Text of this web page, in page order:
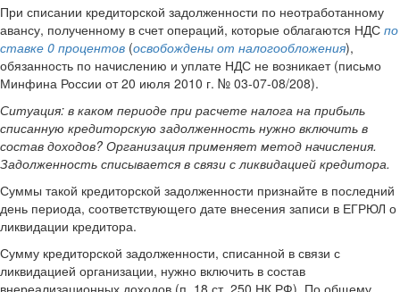
При списании кредиторской задолженности по неотработанному
авансу, полученному в счет операций, которые облагаются НДС по
ставке 0 процентов (освобождены от налогообложения),
обязанность по начислению и уплате НДС не возникает (письмо
Минфина России от 20 июля 2010 г. № 03-07-08/208).
Ситуация: в каком периоде при расчете налога на прибыль
списанную кредиторскую задолженность нужно включить в
состав доходов? Организация применяет метод начисления.
Задолженность списывается в связи с ликвидацией кредитора.
Суммы такой кредиторской задолженности признайте в последний
день периода, соответствующего дате внесения записи в ЕГРЮЛ о
ликвидации кредитора.
Сумму кредиторской задолженности, списанной в связи с
ликвидацией организации, нужно включить в состав
внереализационных доходов (п. 18 ст. 250 НК РФ). По общему